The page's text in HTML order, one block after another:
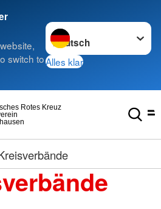
switch to
Sprache wechseln zu
Alles klar
Rotes Kreuz